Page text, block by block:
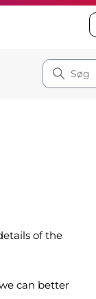
of the
can better